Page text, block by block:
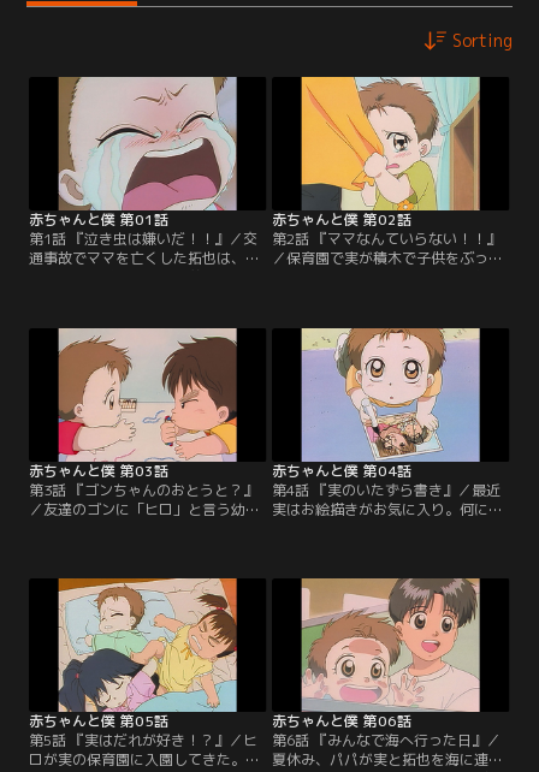
Sorting
赤ちゃんと僕 第01話
第1話 『泣き虫は嫌いだ！！』／交
通事故でママを亡くした拓也は、忙
ラだちを募らせていく拓也。そんな
ある日、パパを駅まで迎えにいく
道々、「このまま実がいなくなった
ら……」などと考え事をしていた拓
也は、本当に実をどこかに置き去り
にしてしまったことに気づく。【提
供：バンダイチャンネル】
赤ちゃんと僕 第02話
第2話 『ママなんていらない！！』
／保育園で実が積木で子供をぶっ
どうしていいかわからない。どうや
ら実は母親のいる子にヤキモチをや
いたらしい。それを聞いたパパは次
の日曜日拓也たちをピクニックに連
れていく。【提供：バンダイチャン
ネル】
赤ちゃんと僕 第03話
第3話 『ゴンちゃんのおとうと？』
／友達のゴンに「ヒロ」と言う幼い
しまう。一緒に遊び始める実とヒロ
だが、乱暴なヒロに実はタジタジ。
母親に戒められ、ヒロを迎えに公園
へやってきたゴン。拓也と話し込ん
で目を離した所に凶暴な犬・フラン
ソワーズが！！【提供：バンダイチ
ャンネル】
赤ちゃんと僕 第04話
第4話 『実のいたずら書き』／最近
実はお絵描きがお気に入り。何にで
してしまった。拓也は激怒し、実の
保育園の発表会になんか行かないと
言い出す。大好きなお兄ちゃんに叱
られて実はしょんぼり。発表会の練
習にも身が入らない。【提供：バン
ダイチャンネル】
赤ちゃんと僕 第05話
第5話 『実はだれが好き！？』／ヒ
ロが実の保育園に入園してきた。ヒ
赤ちゃんと僕 第06話
第6話 『みんなで海へ行った日』／
夏休み、パパが実と拓也を海に連れ